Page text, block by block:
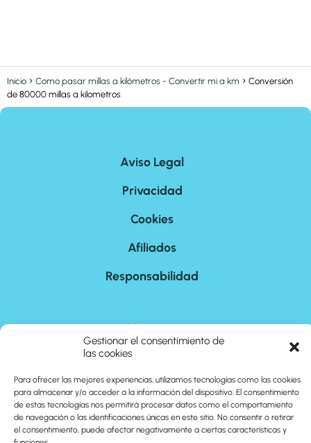
Gestionar el consentimiento de
las cookies
Para ofrecer las mejores experiencias, utilizamos tecnologías como las cookies
para almacenar y/o acceder a la información del dispositivo. El consentimiento
de estas tecnologías nos permitirá procesar datos como el comportamiento
de navegación o las identificaciones únicas en este sitio. No consentir o retirar
el consentimiento, puede afectar negativamente a ciertas características y
Inicio Como pasar millas a kilómetros - Convertir mi a km
Conversión
de 80000 millas a kilometros
Aviso Legal
Privacidad
Cookies
Afiliados
Responsabilidad
Nosotros
Contacto
Sitemap
©2026cuantoson.com